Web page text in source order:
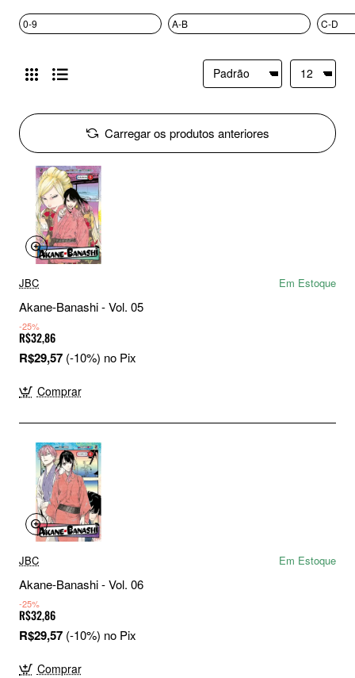
0-9 A-B C-D
Carregar os produtos anteriores
JBC Em Estoque
Akane-Banashi - Vol. 05
-25%
R$32,86
R$29,57 (-10%) no Pix
Comprar
JBC Em Estoque
Akane-Banashi - Vol. 06
-25%
R$32,86
R$29,57 (-10%) no Pix
Comprar